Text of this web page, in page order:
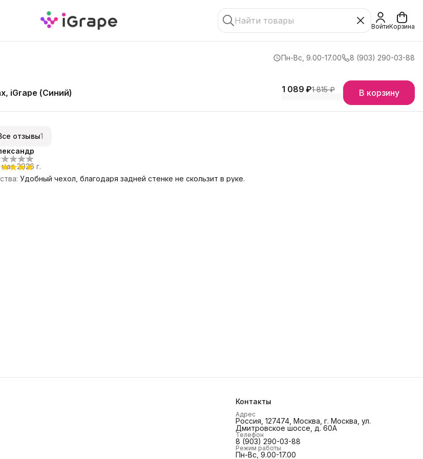
ВойтиКорзина
Пн-Вс, 9.00-17.00 8 (903) 290-03-88
iGrape (Синий) 1 089 ₽1 815 ₽ В корзину
отзывы1
мая 2026 г.
: Удобный чехол, благодаря задней стенке не скользит в руке.
Контакты
Адрес
Россия, 127474, Москва, г. Москва, ул.
Дмитровское шоссе, д. 60А
Телефон
8 (903) 290-03-88
Режим работы
Пн-Вс, 9.00-17.00